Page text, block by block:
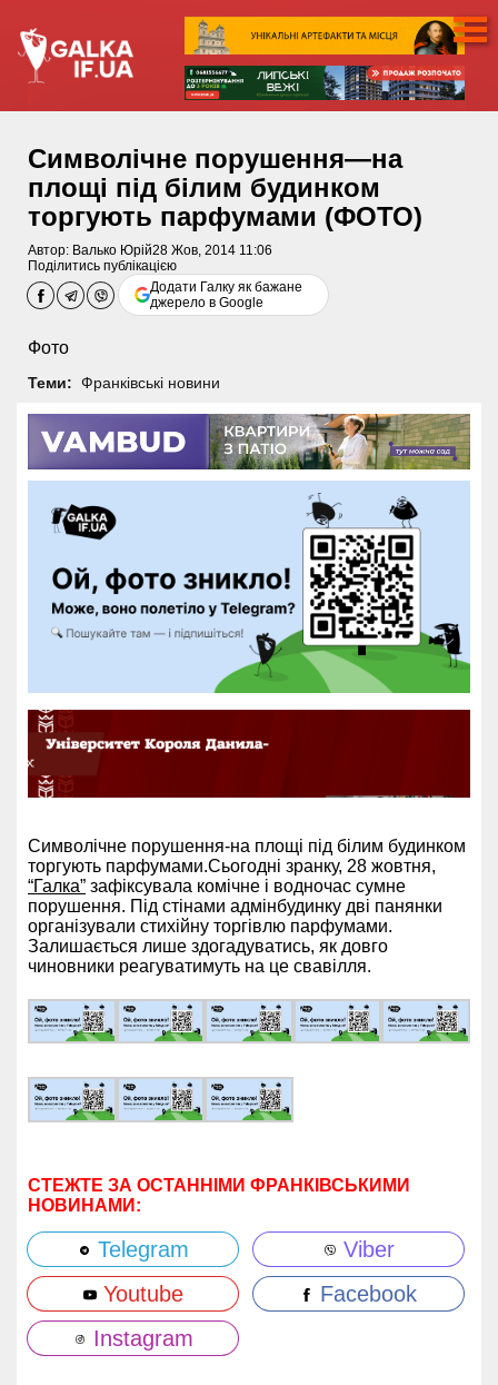
Символічне порушення—на
площі під білим будинком
торгують парфумами (ФОТО)
Автор: Валько Юрій28 Жов, 2014 11:06
Поділитись публікацією
Додати Галку як бажане
джерело в Google
Фото
Теми: Франківські новини
Символічне порушення-на площі під білим будинком
торгують парфумами.Сьогодні зранку, 28 жовтня,
“Галка” зафіксувала комічне і водночас сумне
порушення. Під стінами адмінбудинку дві панянки
організували стихійну торгівлю парфумами.
Залишається лише здогадуватись, як довго
чиновники реагуватимуть на це свавілля.
СТЕЖТЕ ЗА ОСТАННІМИ ФРАНКІВСЬКИМИ
НОВИНАМИ:
Telegram
Viber
Youtube
Facebook
Instagram